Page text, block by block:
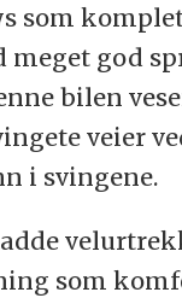
som
meget god
bilen
veier
i svingene.
som